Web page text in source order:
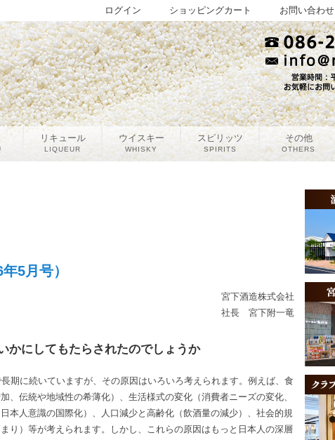
5月号）
宮下酒造株式会社
社長 宮下附一竜
かにしてもたらされたのでしょうか
期に続いていますが、その原因はいろいろ考えられます。例えば、食
、伝統や地域性の希薄化）、生活様式の変化（消費者ニーズの変化、
本人意識の国際化）、人口減少と高齢化（飲酒量の減少）、社会的規
り）等が考えられます。しかし、これらの原因はもっと日本人の深層
リキュール
LIQUEUR
ウイスキー
WHISKY
スピリッツ
SPIRITS
その他
OTHERS
お問い合わせ
ショッピングカート
ログイン